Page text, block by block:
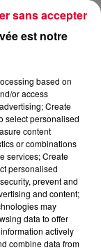
est notre
based on
or access
Create
select personalised
content
or combinations
services; Create
personalised
prevent and
and content;
may
data to offer
actively
combine data from
sans accepter